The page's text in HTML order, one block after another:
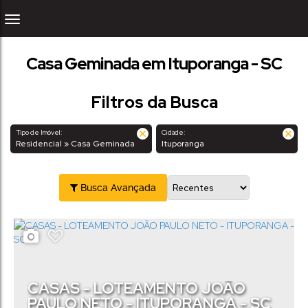
Casa Geminada em Ituporanga - SC
Filtros da Busca
Tipo de Imóvel:
Residencial » Casa Geminada
Cidade:
Ituporanga
Busca Avançada
CASAS - LOTEAMENTO JOÃO
PAULO NETO - ITUPORANGA - SC